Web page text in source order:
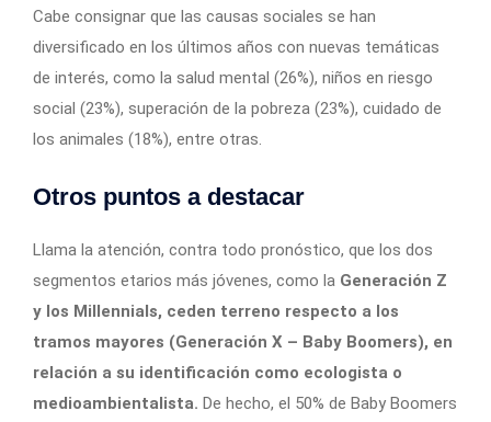
Cabe consignar que las causas sociales se han
diversificado en los últimos años con nuevas temáticas
de interés, como la salud mental (26%), niños en riesgo
social (23%), superación de la pobreza (23%), cuidado de
los animales (18%), entre otras.
Otros puntos a destacar
Llama la atención, contra todo pronóstico, que los dos
segmentos etarios más jóvenes, como la Generación Z
y los Millennials, ceden terreno respecto a los
tramos mayores (Generación X – Baby Boomers), en
relación a su identificación como ecologista o
medioambientalista. De hecho, el 50% de Baby Boomers